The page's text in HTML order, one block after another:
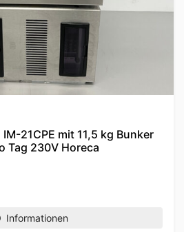
21CPE mit 11,5 kg Bunker
Tag 230V Horeca
Informationen